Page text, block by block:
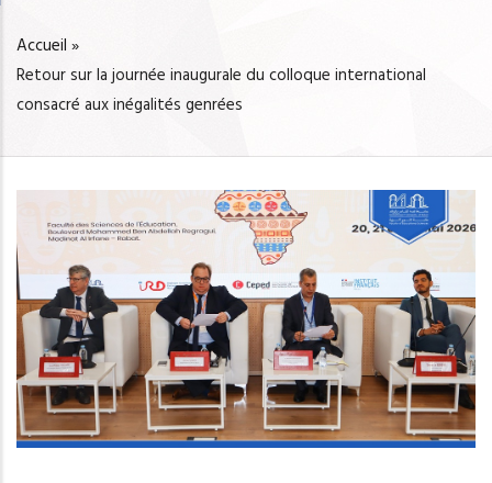
FIL
D'ARIANE
Accueil »
Retour sur la journée inaugurale du colloque international
consacré aux inégalités genrées